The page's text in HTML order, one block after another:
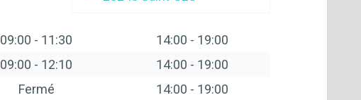
09:00 - 11:30 14:00 - 19:00
09:00 - 12:10 14:00 - 19:00
Fermé 14:00 - 19:00